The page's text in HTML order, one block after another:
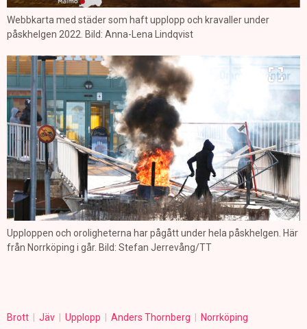
Webbkarta med städer som haft upplopp och kravaller under
påskhelgen 2022. Bild: Anna-Lena Lindqvist
Upploppen och oroligheterna har pågått under hela påskhelgen. Här
från Norrköping i går. Bild: Stefan Jerrevång/TT
Brott Jäv Upplopp Anders Thornberg Norrköping